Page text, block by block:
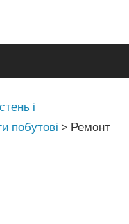
і
побутові > Ремонт